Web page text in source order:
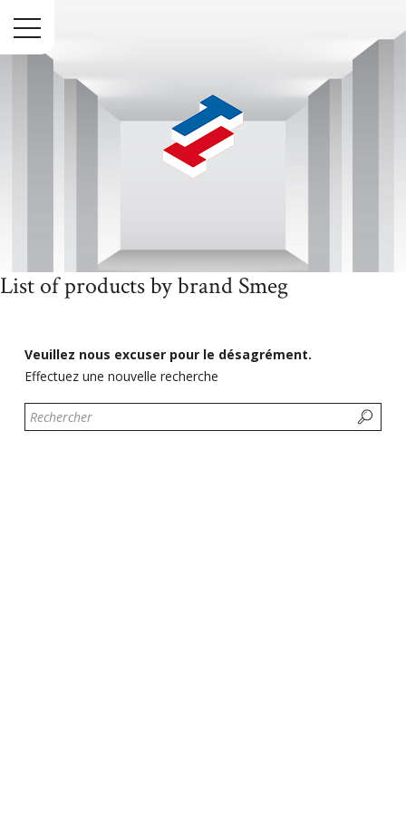
Accueil Marques Smeg
List of products by brand Smeg
Veuillez nous excuser pour le désagrément.
Effectuez une nouvelle recherche